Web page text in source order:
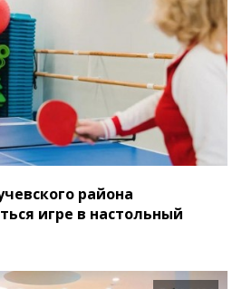
района
игре в настольный